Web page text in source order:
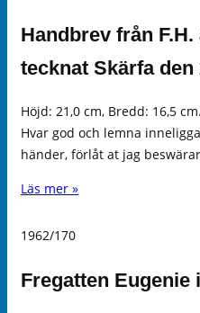
Handbrev från
tecknat Skärfa den
Höjd: 21,0 cm, Bredd: 16,5
Hvar god och lemna
händer, förlåt at jag
Läs mer »
1962/170
Fregatten Eugenie